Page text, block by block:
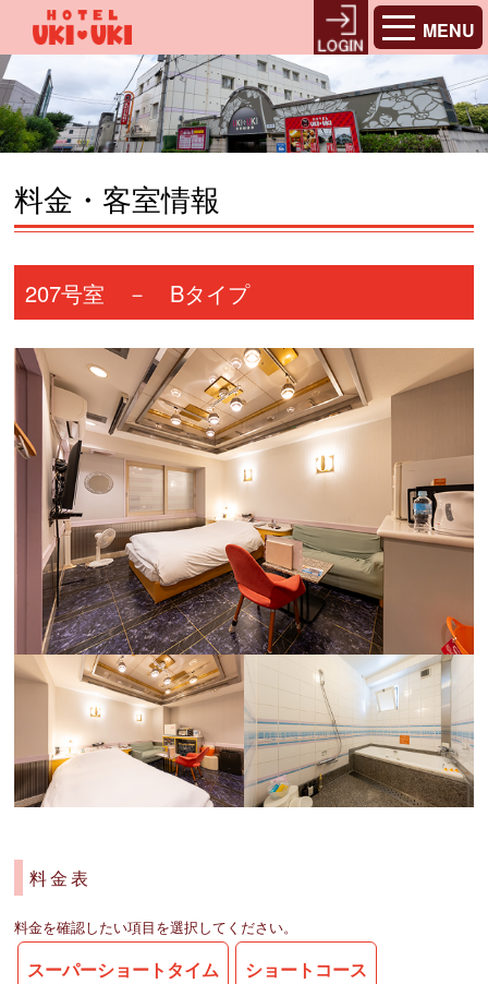
MENU
料金・客室情報
207号室 － Bタイプ
料金表
料金を確認したい項目を選択してください。
スーパーショートタイム ショートコース